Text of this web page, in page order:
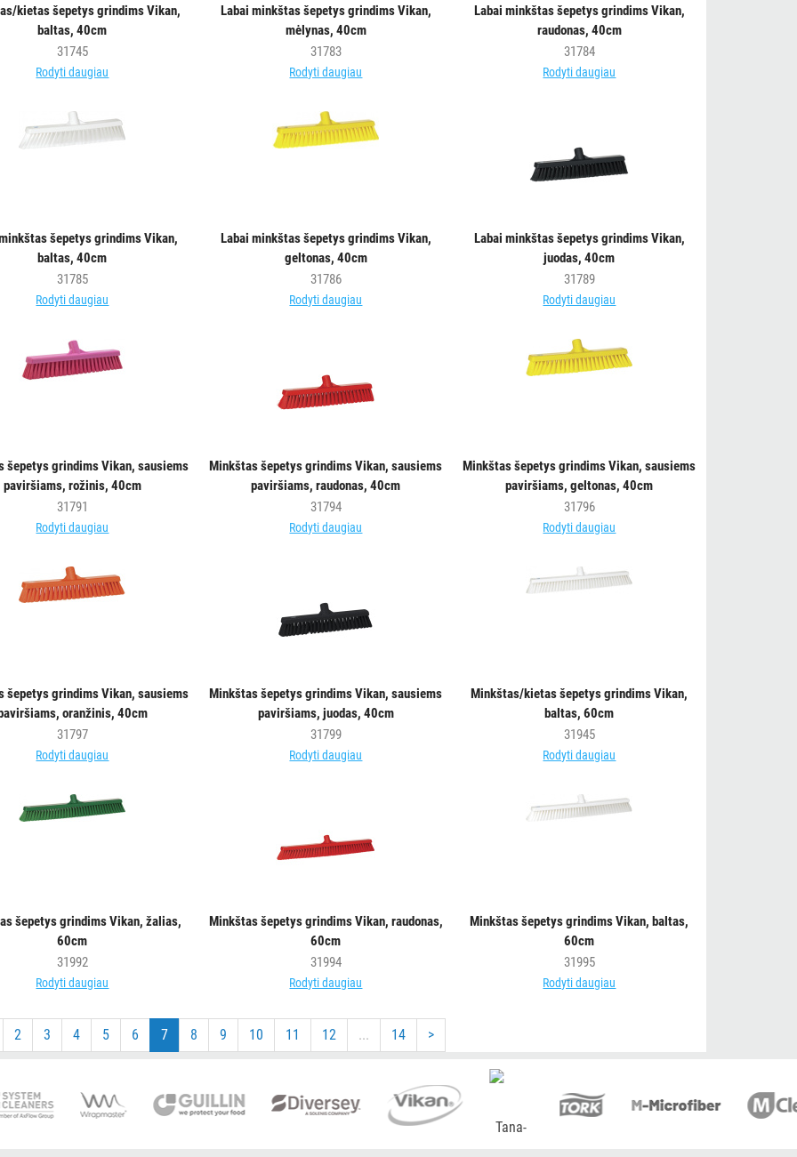
kietas šepetys grindims Vikan,
baltas, 40cm
31745
Rodyti daugiau
Labai minkštas šepetys grindims Vikan,
mėlynas, 40cm
31783
Rodyti daugiau
Labai minkštas šepetys grindims Vikan,
raudonas, 40cm
31784
Rodyti daugiau
šepetys grindims Vikan,
baltas, 40cm
31785
Rodyti daugiau
Labai minkštas šepetys grindims Vikan,
geltonas, 40cm
31786
Rodyti daugiau
Labai minkštas šepetys grindims Vikan,
juodas, 40cm
31789
Rodyti daugiau
šepetys grindims Vikan, sausiems
paviršiams, rožinis, 40cm
31791
Rodyti daugiau
Minkštas šepetys grindims Vikan, sausiems
paviršiams, raudonas, 40cm
31794
Rodyti daugiau
Minkštas šepetys grindims Vikan, sausiems
paviršiams, geltonas, 40cm
31796
Rodyti daugiau
šepetys grindims Vikan, sausiems
oranžinis, 40cm
31797
Rodyti daugiau
Minkštas šepetys grindims Vikan, sausiems
paviršiams, juodas, 40cm
31799
Rodyti daugiau
Minkštas/kietas šepetys grindims Vikan,
baltas, 60cm
31945
Rodyti daugiau
šepetys grindims Vikan, žalias,
60cm
31992
Rodyti daugiau
Minkštas šepetys grindims Vikan, raudonas,
60cm
31994
Rodyti daugiau
Minkštas šepetys grindims Vikan, baltas,
60cm
31995
Rodyti daugiau
2 3 4 5 6 7 8 9 10 11 12 ... 14 >